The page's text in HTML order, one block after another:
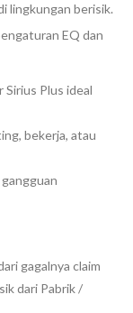
lingkungan berisik.
EQ dan
Sirius Plus ideal
bekerja, atau
gagalnya claim
dari Pabrik /